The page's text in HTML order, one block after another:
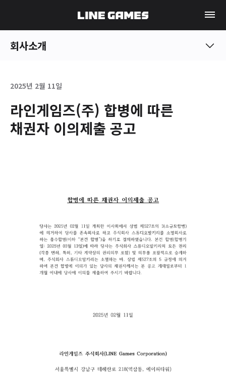
회사소개
2025년 2월 11일
라인게임즈(주) 합병에 따른
채권자 이의제출 공고